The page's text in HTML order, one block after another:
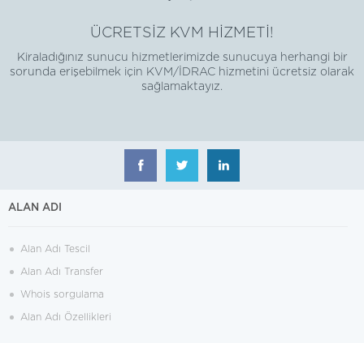
ÜCRETSİZ KVM HİZMETİ!
Kiraladığınız sunucu hizmetlerimizde sunucuya herhangi bir
sorunda erişebilmek için KVM/İDRAC hizmetini ücretsiz olarak
sağlamaktayız.
ALAN ADI
Alan Adı Tescil
Alan Adı Transfer
Whois sorgulama
Alan Adı Özellikleri